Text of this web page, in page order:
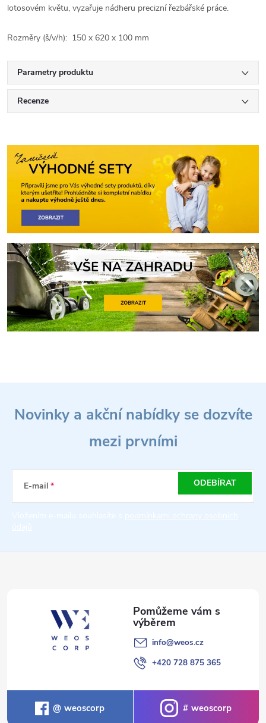
lotosovém květu, vyzařuje nádheru precizní řezbářské práce.
Rozměry (š/v/h): 150 x 620 x 100 mm
Parametry produktu
Recenze
í
Novinky a akční nabídky se dozvíte
mezi prvními
E-mail ODEBÍRAT
info@weos.cz
+420 728 875 365
weoscorp weoscorp